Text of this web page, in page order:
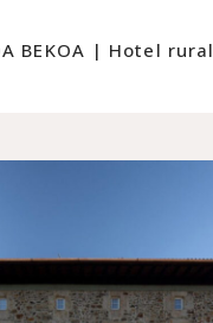
BEKOA | Hotel rural